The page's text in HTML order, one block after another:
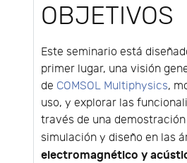
OBJETIVOS
Este seminario está
primer lugar, una visión
de COMSOL Multiphysics,
uso, y explorar las
través de una
simulación y diseño en las
electromagnético y